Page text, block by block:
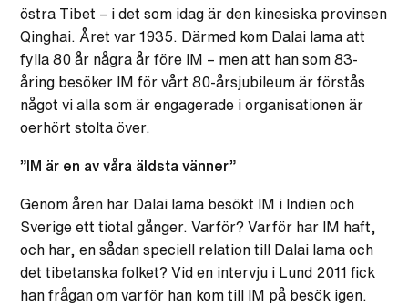
östra Tibet – i det som idag är den kinesiska provinsen
Qinghai. Året var 1935. Därmed kom Dalai lama att
fylla 80 år några år före IM – men att han som 83-
åring besöker IM för vårt 80-årsjubileum är förstås
något vi alla som är engagerade i organisationen är
oerhört stolta över.
”IM är en av våra äldsta vänner”
Genom åren har Dalai lama besökt IM i Indien och
Sverige ett tiotal gånger. Varför? Varför har IM haft,
och har, en sådan speciell relation till Dalai lama och
det tibetanska folket? Vid en intervju i Lund 2011 fick
han frågan om varför han kom till IM på besök igen.